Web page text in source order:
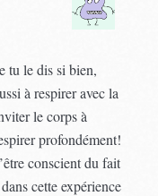
tu le dis si bien,
à respirer avec la
le corps à
profondément!
conscient du fait
cette expérience